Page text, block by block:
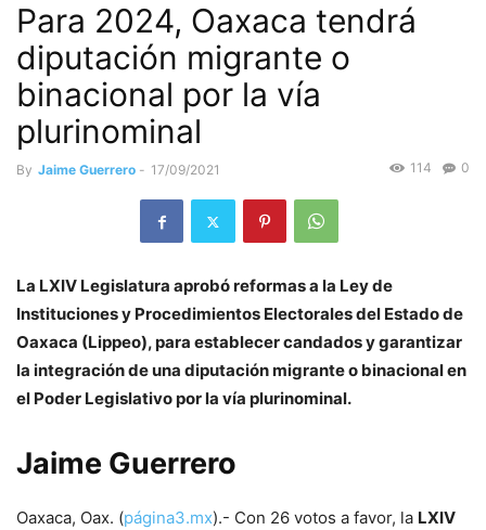
Estado de Oaxaca
Para 2024, Oaxaca tendrá
diputación migrante o
binacional por la vía
plurinominal
By Jaime Guerrero - 17/09/2021 0
114
La LXIV Legislatura aprobó reformas a la Ley de
Instituciones y Procedimientos Electorales del Estado de
Oaxaca (Lippeo), para establecer candados y garantizar
la integración de una diputación migrante o binacional en
el Poder Legislativo por la vía plurinominal.
Jaime Guerrero
Oaxaca, Oax. (página3.mx).- Con 26 votos a favor, la LXIV